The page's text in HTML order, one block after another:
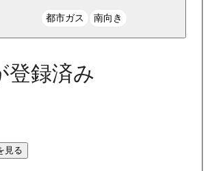
都市ガス 南向き
登録済み
見る